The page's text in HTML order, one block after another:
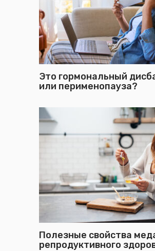
Это гормональный
или перименопауза?
Полезные свойства
репродуктивного